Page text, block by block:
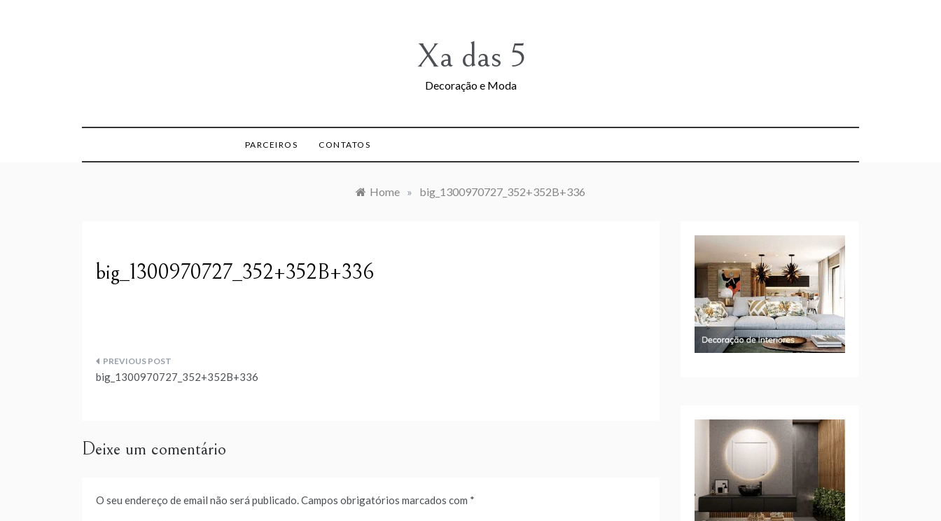
Xa das 5
Decoração e Moda
PARCEIROS CONTATOS
Home » big_1300970727_352+352B+336
big_1300970727_352+352B+336
Navegação
big_1300970727_352+352B+336
Deixe um comentário
O seu endereço de email não será publicado.Campos obrigatórios marcados com *